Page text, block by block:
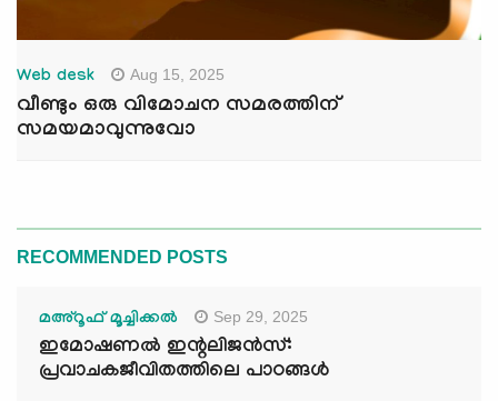
Web desk Aug 15, 2025
വീണ്ടും ഒരു വിമോചന സമരത്തിന്
സമയമാവുന്നുവോ
RECOMMENDED POSTS
മഅ്റൂഫ് മൂച്ചിക്കല്‍ Sep 29, 2025
ഇമോഷണൽ ഇന്റലിജൻസ്:
പ്രവാചകജീവിതത്തിലെ പാഠങ്ങൾ